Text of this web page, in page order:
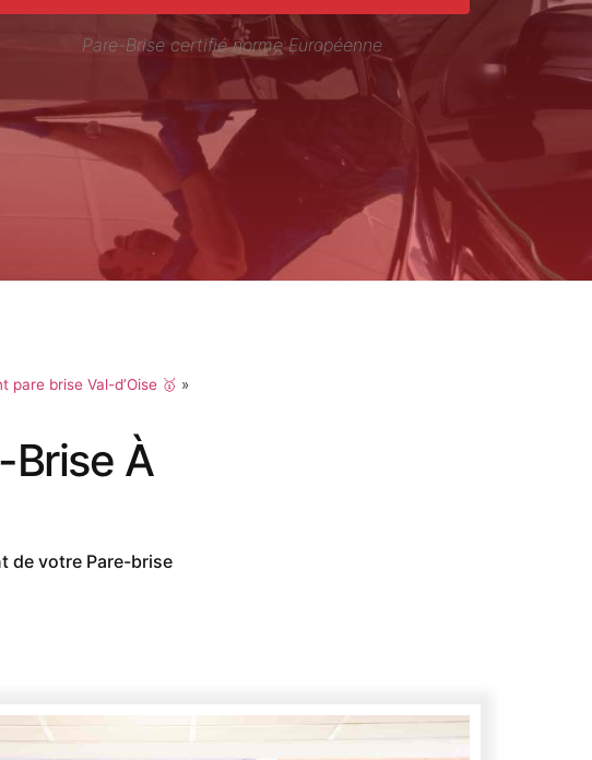
Pare-Brise certifié norme Européenne
pare brise Val-d’Oise 🥇 »
Brise À
de votre Pare-brise